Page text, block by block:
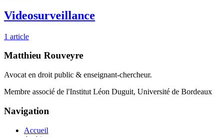
Videosurveillance
1 article
Matthieu Rouveyre
Avocat en droit public & enseignant-chercheur.
Membre associé de l'Institut Léon Duguit, Université de Bordeaux
Navigation
Accueil